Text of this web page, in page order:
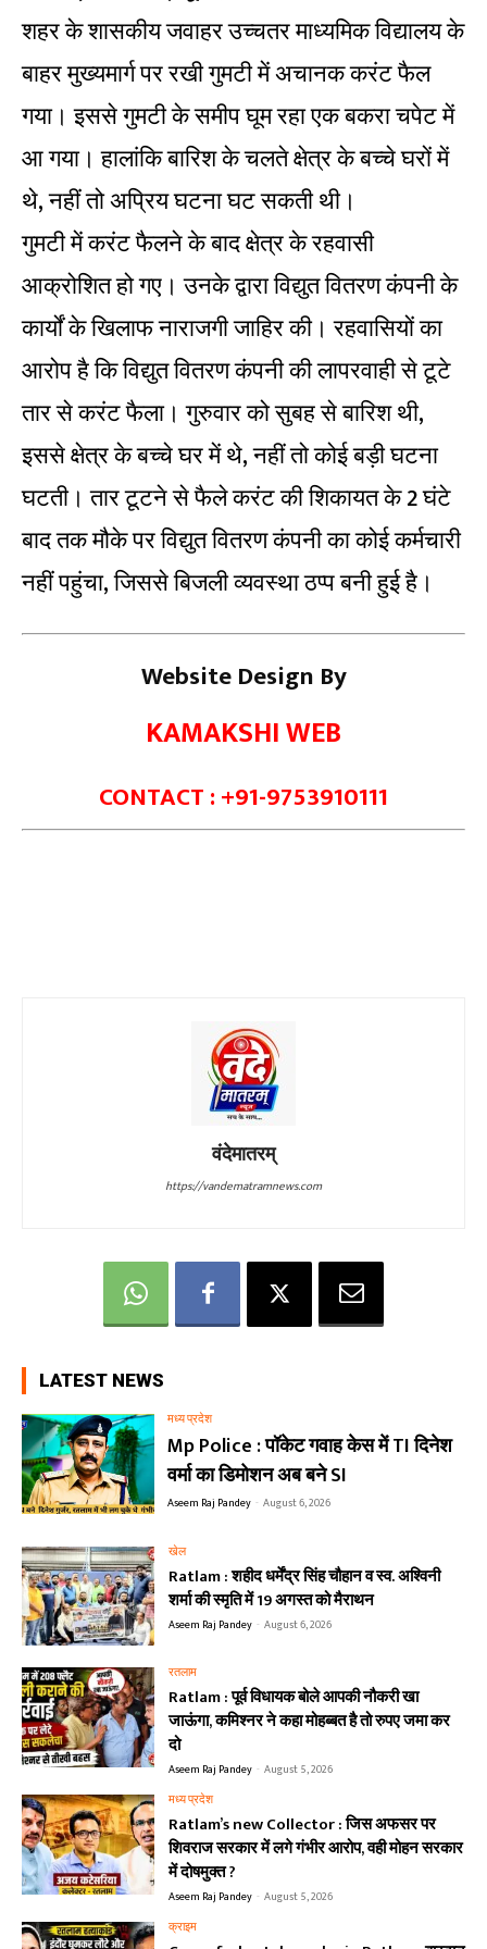
शहर के शासकीय जवाहर उच्चतर माध्यमिक विद्यालय के
बाहर मुख्यमार्ग पर रखी गुमटी में अचानक करंट फैल
गया। इससे गुमटी के समीप घूम रहा एक बकरा चपेट में
आ गया। हालांकि बारिश के चलते क्षेत्र के बच्चे घरों में
थे, नहीं तो अप्रिय घटना घट सकती थी।
गुमटी में करंट फैलने के बाद क्षेत्र के रहवासी
आक्रोशित हो गए। उनके द्वारा विद्युत वितरण कंपनी के
कार्यों के खिलाफ नाराजगी जाहिर की। रहवासियों का
आरोप है कि विद्युत वितरण कंपनी की लापरवाही से टूटे
तार से करंट फैला। गुरुवार को सुबह से बारिश थी,
इससे क्षेत्र के बच्चे घर में थे, नहीं तो कोई बड़ी घटना
घटती। तार टूटने से फैले करंट की शिकायत के 2 घंटे
बाद तक मौके पर विद्युत वितरण कंपनी का कोई कर्मचारी
नहीं पहुंचा, जिससे बिजली व्यवस्था ठप्प बनी हुई है।
Website Design By
KAMAKSHI WEB
CONTACT : +91-9753910111
वंदेमातरम्
https://vandematramnews.com
LATEST NEWS
मध्य प्रदेश
Mp Police : पॉकेट गवाह केस में TI दिनेश
वर्मा का डिमोशन अब बने SI
Aseem Raj Pandey - August 6, 2026
खेल
Ratlam : शहीद धर्मेंद्र सिंह चौहान व स्व. अश्विनी
शर्मा की स्मृति में 19 अगस्त को मैराथन
Aseem Raj Pandey - August 6, 2026
रतलाम
Ratlam : पूर्व विधायक बोले आपकी नौकरी खा
जाऊंगा, कमिश्नर ने कहा मोहब्बत है तो रुपए जमा कर
दो
Aseem Raj Pandey - August 5, 2026
मध्य प्रदेश
Ratlam’s new Collector : जिस अफसर पर
शिवराज सरकार में लगे गंभीर आरोप, वही मोहन सरकार
में दोषमुक्त ?
Aseem Raj Pandey - August 5, 2026
क्राइम